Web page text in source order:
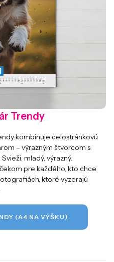
Trendy
kombinuje celostránkovú
– výrazným štvorcom s
mladý, výrazný.
pre každého, kto chce
ktoré vyzerajú
(A4 NA VÝŠKU)